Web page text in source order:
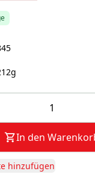
In den
hinzufügen